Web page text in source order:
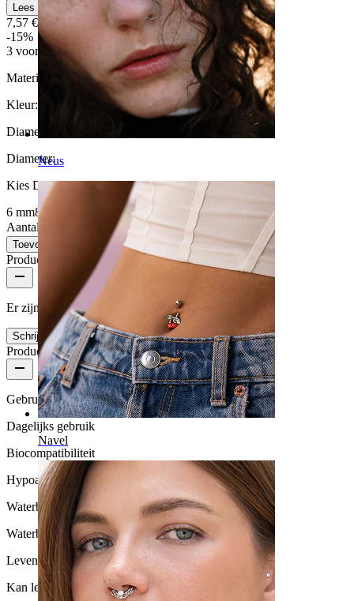
Neus
Navel
Lees meer
7,57 €8,90 €
-15%
3 voor 2
Materiaal:
Zwarte agaat
Kleur:
Diameter van de stretch:
Diameter:
Kies Diameter
6 mm8 mm 12 mm14 mm
16 mm
Aantal: 1
Toevoegen aan winkelwagen
Productbeoordelingen
Er zijn nog geen reviews voor dit product
Schrijf een review
Productkwaliteit
Gebruikshoeveelheid
Dagelijks gebruik
Biocompatibiliteit
Hypoallergeen
Waterbestendigheid
Waterbestendig
Levensduur
Kan levenslang meegaan